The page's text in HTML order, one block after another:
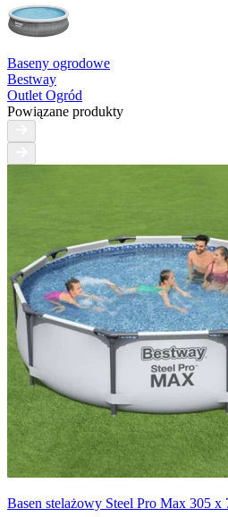
Baseny ogrodowe
Bestway
Outlet Ogród
Powiązane produkty
Basen stelażowy Steel Pro Max 305